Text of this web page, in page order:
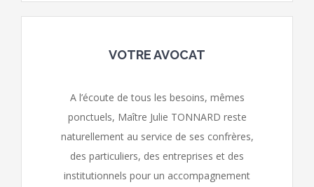
VOTRE AVOCAT
A l’écoute de tous les besoins, mêmes
ponctuels, Maître Julie TONNARD reste
naturellement au service de ses confrères,
des particuliers, des entreprises et des
institutionnels pour un accompagnement